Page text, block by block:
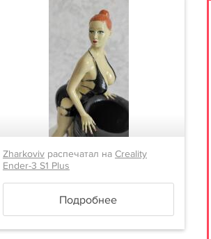
Zharkovivраспечатал на Creality
Ender-3 S1 Plus
Подробнее